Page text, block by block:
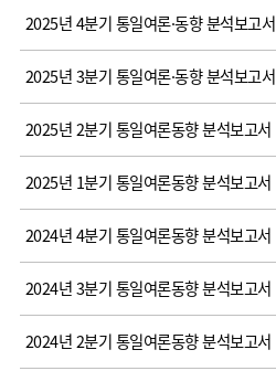
2025년 4분기 통일여론·동향 분석보고서
2025년 3분기 통일여론·동향 분석보고서
2025년 2분기 통일여론동향 분석보고서
2025년 1분기 통일여론동향 분석보고서
2024년 4분기 통일여론동향 분석보고서
2024년 3분기 통일여론동향 분석보고서
2024년 2분기 통일여론동향 분석보고서